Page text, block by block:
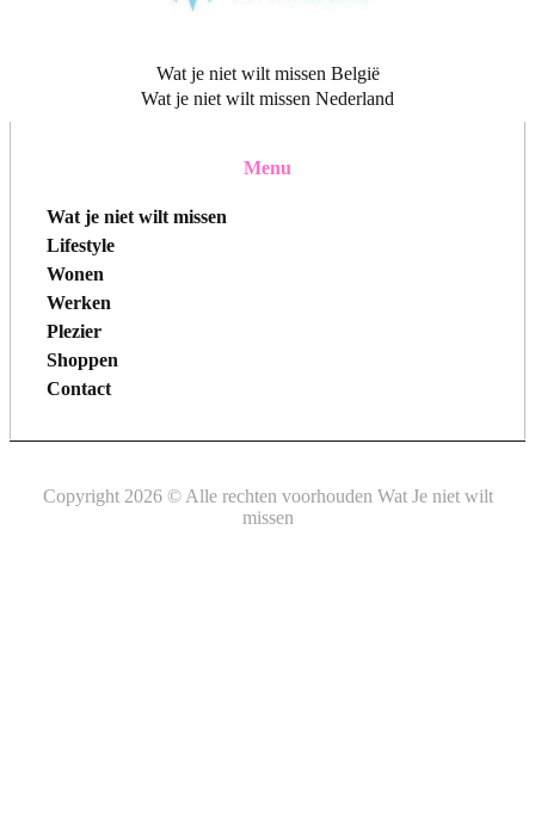
Wat je niet wilt missen België
Wat je niet wilt missen Nederland
Menu
Wat je niet wilt missen
Lifestyle
Wonen
Werken
Plezier
Shoppen
Contact
Copyright 2026 © Alle rechten voorhouden Wat Je niet wilt
missen